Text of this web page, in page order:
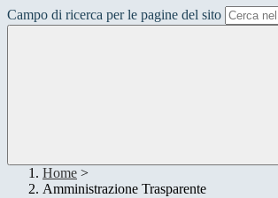
Campo di ricerca per le pagine del sito
Home >
Amministrazione Trasparente